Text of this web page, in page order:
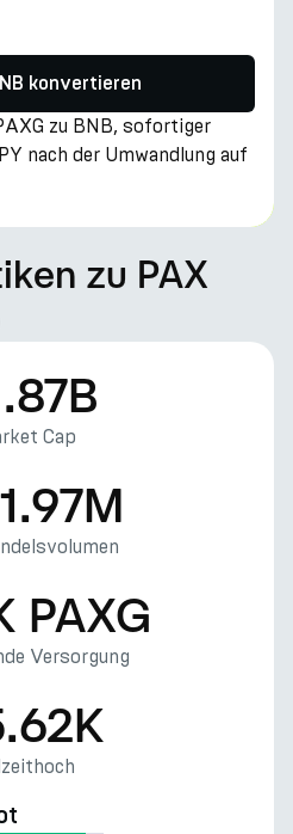
konvertieren
zu BNB, sofortiger
nach der Umwandlung auf
zu PAX
Cap
PAXG
Versorgung